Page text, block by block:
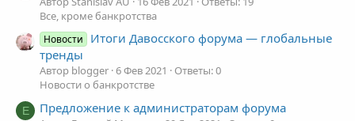
Все, кроме банкротства
Новости
Итоги Давосского форума — глобальные
тренды
Автор blogger 6 Фев 2021
Ответы: 0
Новости о банкротстве
Е Предложение к администраторам форума